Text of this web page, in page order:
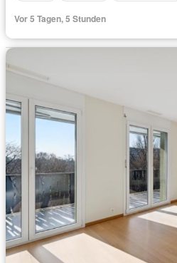
Vor 5 Tagen, 5 Stunden